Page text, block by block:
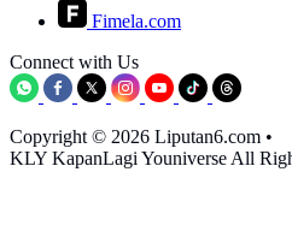
Fimela.com
Connect with Us
Copyright © 2026 Liputan6.com •
KLY KapanLagi Youniverse All